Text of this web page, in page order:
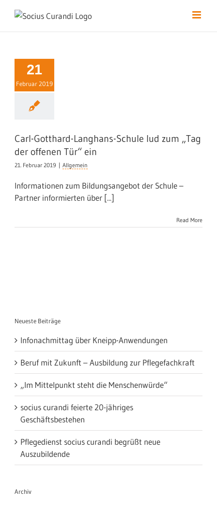
content
21
Februar 2019
Gotthard-
Schule lud
der offenen
Carl-Gotthard-Langhans-Schule lud zum „Tag
der offenen Tür“ ein
21. Februar 2019 | Allgemein
Informationen zum Bildungsangebot der Schule –
Partner informierten über [...]
Read More
Neueste Beiträge
Infonachmittag über Kneipp-Anwendungen
Beruf mit Zukunft – Ausbildung zur Pflegefachkraft
„Im Mittelpunkt steht die Menschenwürde“
socius curandi feierte 20-jähriges
Geschäftsbestehen
Pflegedienst socius curandi begrüßt neue
Auszubildende
Archiv